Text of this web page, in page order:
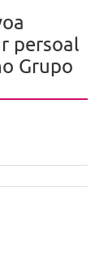
persoal
Grupo